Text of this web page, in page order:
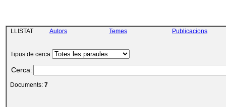
LLISTAT Autors Temes Publicacions
Tipus de cerca
Cerca:
Documents: 7